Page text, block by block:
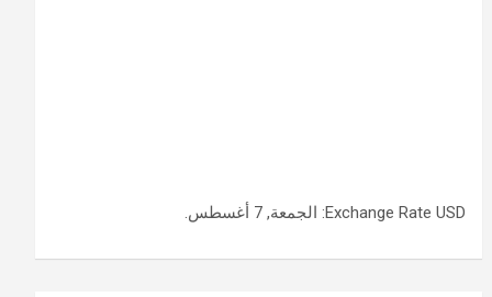
Exchange Rate USD : الجمعة, 7 أغسطس.